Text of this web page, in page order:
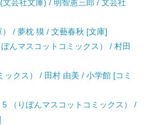
芸社文庫) / 明智憲三郎 / 文芸社
/ 夢枕 獏 / 文藝春秋 [文庫]
んマスコットコミックス） / 村田
ックス） / 田村 由美 / 小学館 [コミ
（りぼんマスコットコミックス） /